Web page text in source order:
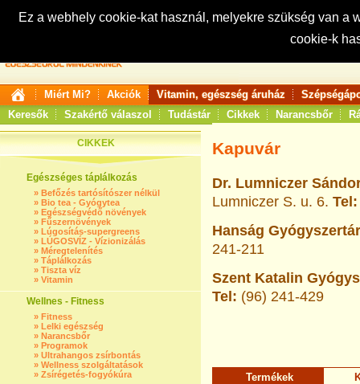
Ez a webhely cookie-kat használ, melyekre szükség van
cookie-k
Keresés:
Miért Mi? Akciók Vitamin, egészség áruház
Keresők
Szakértő válaszol Tudástár Cikkek Narancsbőr
CIKKEK
Egészséges táplálkozás
» Befőzés tartósítószer nélkül
» Bio tea - Gyógytea
» Egészségvédő növények
» Fűszernövények
» Lúgosítás-supergreens
» LÚGOSVÍZ - Vízionizálás
» Méregtelenítés
» Táplálkozás
» Tiszta víz
» Vitamin
Wellnes - Fitness
» Fitness
» Lelki egészség
» Narancsbőr
» Programok
» Ultrahangos zsírbontás
» Wellness szolgáltatások
» Zsírégetés-fogyókúra
Kapuvár
Dr. Lumniczer
Lumniczer S. u. 6.
Hanság
241-211
Szent Katalin
Tel: (96) 241-429
Termékek